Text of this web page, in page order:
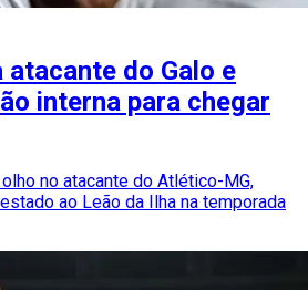
do Galo e
interna para chegar
no atacante do Atlético-MG,
ao Leão da Ilha na temporada